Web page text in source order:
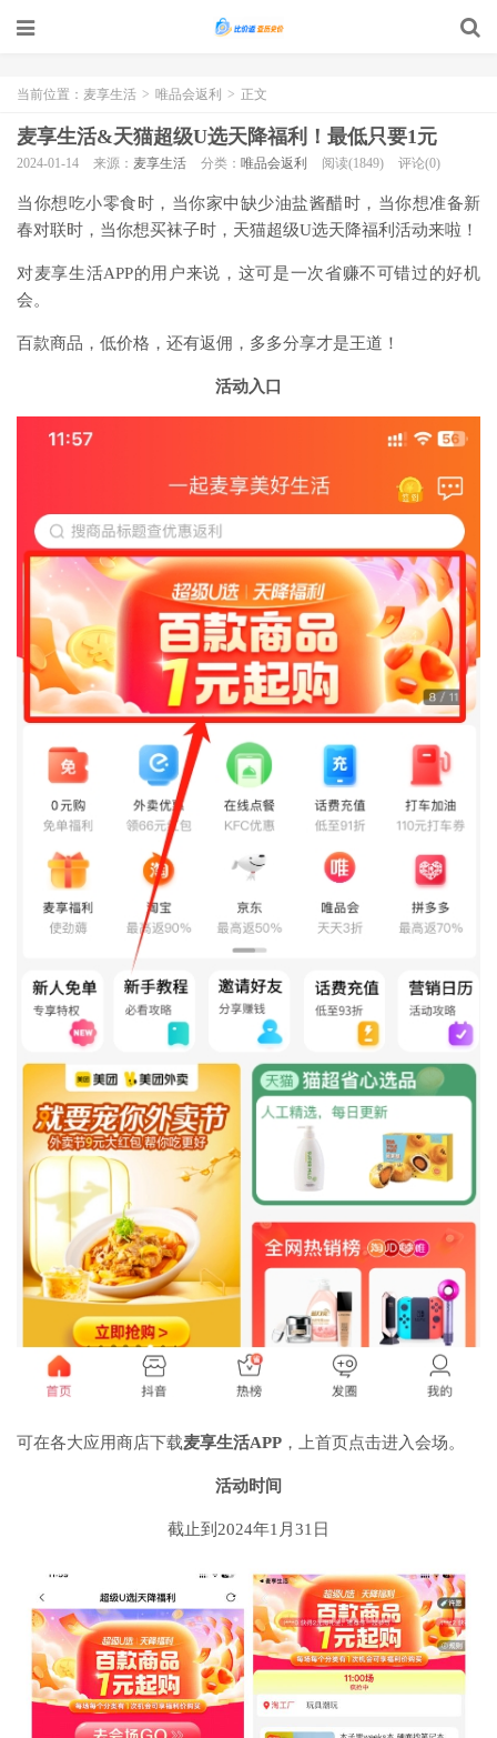
当前位置： 麦享生活 > 唯品会返利 > 正文
麦享生活&天猫超级U选天降福利！最低只要1元
2024-01-14 来源： 麦享生活 分类： 唯品会返利 阅读(1849) 评论(0)
当你想吃小零食时，当你家中缺少油盐酱醋时，当你想准备新
春对联时，当你想买袜子时，天猫超级U选天降福利活动来啦！
对麦享生活APP的用户来说，这可是一次省赚不可错过的好机
会。
百款商品，低价格，还有返佣，多多分享才是王道！
活动入口
可在各大应用商店下载麦享生活APP ，上首页点击进入会场。
活动时间
截止到2024年1月31日